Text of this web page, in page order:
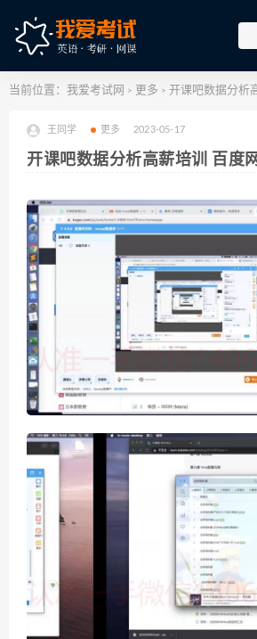
当前位置： 我爱考试网 > 更多 > 开课吧数据分析
王同学 更多 2023-05-17
开课吧数据分析高薪培训 百度